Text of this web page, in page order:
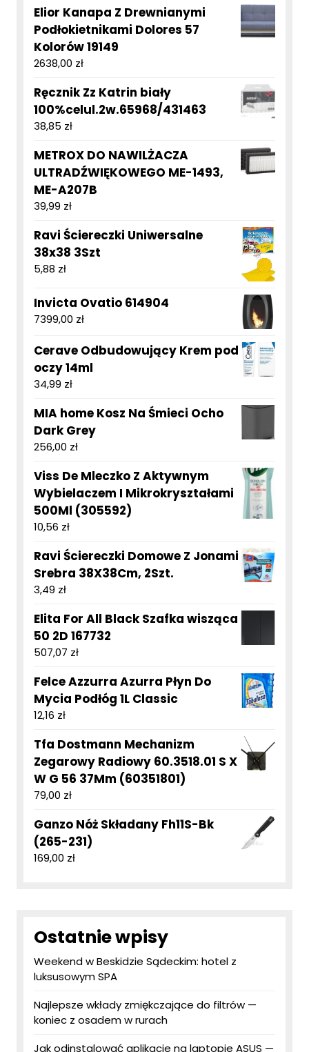
Elior Kanapa Z Drewnianymi
Podłokietnikami Dolores 57
Kolorów 19149
2638,00 zł
Ręcznik Zz Katrin biały
100%celul.2w.65968/431463
38,85 zł
METROX DO NAWILŻACZA
ULTRADŹWIĘKOWEGO ME-1493,
ME-A207B
39,99 zł
Ravi Ściereczki Uniwersalne
38x38 3Szt
5,88 zł
Invicta Ovatio 614904
7399,00 zł
Cerave Odbudowujący Krem pod
oczy 14ml
34,99 zł
MIA home Kosz Na Śmieci Ocho
Dark Grey
256,00 zł
Viss De Mleczko Z Aktywnym
Wybielaczem I Mikrokryształami
500Ml (305592)
10,56 zł
Ravi Ściereczki Domowe Z Jonami
Srebra 38X38Cm, 2Szt.
3,49 zł
Elita For All Black Szafka wisząca
50 2D 167732
507,07 zł
Felce Azzurra Azurra Płyn Do
Mycia Podłóg 1L Classic
12,16 zł
Tfa Dostmann Mechanizm
Zegarowy Radiowy 60.3518.01 S X
W G 56 37Mm (60351801)
79,00 zł
Ganzo Nóż Składany Fh11S-Bk
(265-231)
169,00 zł
Ostatnie wpisy
Weekend w Beskidzie Sądeckim: hotel z
luksusowym SPA
Najlepsze wkłady zmiękczające do filtrów —
koniec z osadem w rurach
Jak odinstalować aplikacje na laptopie ASUS —